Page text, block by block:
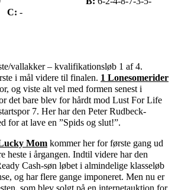
C: -
vallakker – kvalifikationsløb 1 af 4.
i mål videre til finalen. 1 Lonesomerider
og viste alt vel med formen senest i
det bare blev for hårdt mod Lust For Life
7. Her har den Peter Rudbeck-
for at lave en ”Spids og slut!”.
Mom kommer her for første gang ud
heste i årgangen. Indtil videre har den
Cash-søn løbet i almindelige klasseløb
og har flere gange imponeret. Men nu er